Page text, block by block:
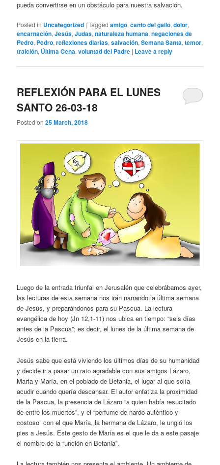
pueda convertirse en un obstáculo para nuestra salvación.
Posted in Uncategorized |Tagged amigo,canto del gallo,dolor,
encarnación,Jesús,Judas,naturaleza humana,negaciones de
Pedro, Pedro,reflexiones diarias,salvación,Semana Santa,temor,
traición, Última Cena,voluntad del Padre | Leave a reply
REFLEXIÓN PARA EL LUNES
SANTO 26-03-18
Posted on25 March, 2018
Luego de la entrada triunfal en Jerusalén que celebrábamos ayer,
las lecturas de esta semana nos irán narrando la última semana
de Jesús, y preparándonos para su Pascua. La lectura
evangélica de hoy (Jn 12,1-11) nos ubica en tiempo: “seis días
antes de la Pascua”; es decir, el lunes de la última semana de
Jesús en la tierra.
Jesús sabe que está viviendo los últimos días de su humanidad
y decide ir a pasar un rato agradable con sus amigos Lázaro,
Marta y María, en el poblado de Betania, el lugar al que solía
acudir cuando quería descansar. El autor enfatiza la proximidad
de la Pascua, la presencia de Lázaro “a quien había resucitado
de entre los muertos”, y el “perfume de nardo auténtico y
costoso” con el que María, la hermana de Lázaro, le ungió los
pies a Jesús. Este gesto de María es el que le da a este pasaje
el nombre de la “unción en Betania”.